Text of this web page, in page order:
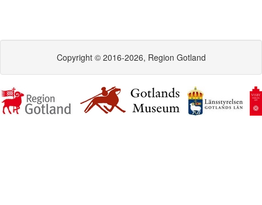
Copyright © 2016-2026, Region Gotland